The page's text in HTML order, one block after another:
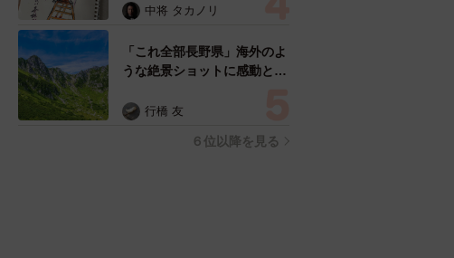
い！」→スケッチブックを見
すよ…」
中将 タカノリ
「これ全部長野県」海外のよ
うな絶景ショットに感動と反
ったんだって気づいた」
行橋 友
６位以降を見る